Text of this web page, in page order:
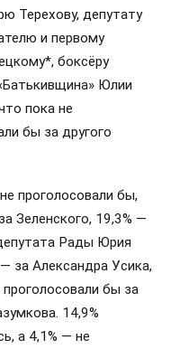
Терехову, депутату
и первому
боксёру
Юлии
пока не
бы за другого
проголосовали бы,
Зеленского, 19,3% —
Рады Юрия
за Александра Усика,
бы за
14,9%
а 4,1% — не